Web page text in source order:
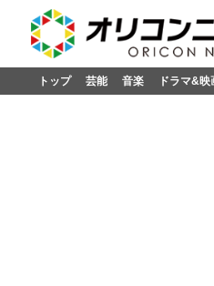
トップ 芸能 音楽 ドラマ&映